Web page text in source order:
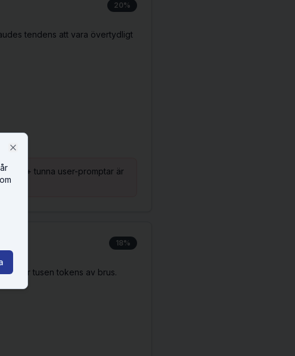
20%
tendens att vara övertydligt
+ tunna user-promptar är
18%
tusen tokens av brus.